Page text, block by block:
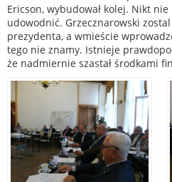
Ericson, wybudował kolej. Nikt
udowodnić. Grzecznarowski
prezydenta, a wmieście
tego nie znamy. Istnieje
że nadmiernie szastał środkami